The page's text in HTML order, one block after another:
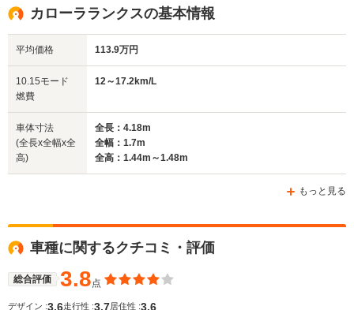
サイズ
(全長x全幅x全高)
WLTCモード
燃費
全長
-m
- -
カローラランクスの基本情報
平均価格 113.9万円
10.15モード
燃費
12～17.2km/L
車体寸法
(全長x全幅x全
高)
全長：4.18m
全幅：1.7m
全高：1.44m～1.48m
もっと見る
車種に関するクチコミ・評価
総合評価 3.8点
デザイン :3.6走行性 :3.7居住性 :3.6